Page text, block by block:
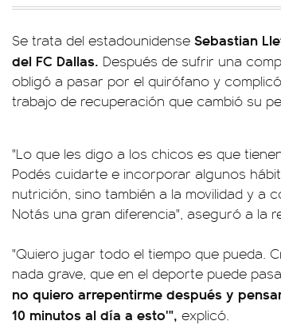
Se trata del estadounidense Sebastian
del FC Dallas. Después de sufrir una
obligó a pasar por el quirófano y
trabajo de recuperación que cambió su
"Lo que les digo a los chicos es que
Podés cuidarte e incorporar algunos
nutrición, sino también a la movilidad y a
Notás una gran diferencia", aseguró a la
"Quiero jugar todo el tiempo que pueda.
nada grave, que en el deporte puede
no quiero arrepentirme después y
10 minutos al día a esto'", explicó.